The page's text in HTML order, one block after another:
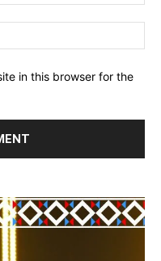
in this browser for the